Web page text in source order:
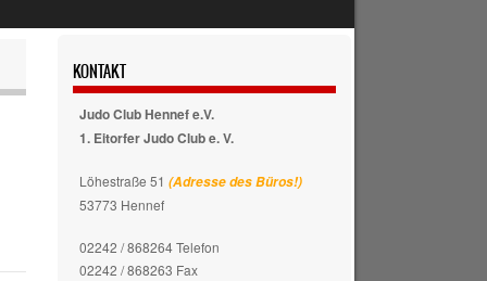
KONTAKT
Judo Club Hennef e.V.
1. Eitorfer Judo Club e. V.
Löhestraße 51 (Adresse des Büros!)
53773 Hennef
02242 / 868264 Telefon
02242 / 868263 Fax